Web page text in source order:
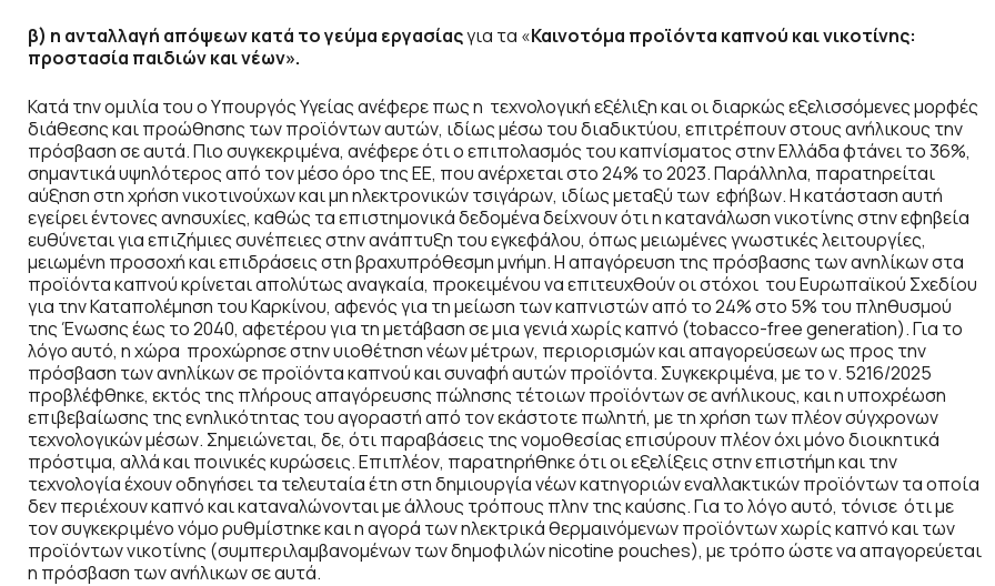
β) η ανταλλαγή απόψεων κατά το γεύμα εργασίαςγια τα «Καινοτόμα προϊόντα καπνού και νικοτίνης:
προστασία παιδιών και νέων».
Κατά την ομιλία του ο Υπουργός Υγείας ανέφερε πως η τεχνολογική εξέλιξη και οι διαρκώς εξελισσόμενες μορφές
διάθεσης και προώθησης των προϊόντων αυτών, ιδίως μέσω του διαδικτύου, επιτρέπουν στους ανήλικους την
πρόσβαση σε αυτά. Πιο συγκεκριμένα, ανέφερε ότι ο επιπολασμός του καπνίσματος στην Ελλάδα φτάνει το 36%,
σημαντικά υψηλότερος από τον μέσο όρο της ΕΕ, που ανέρχεται στο 24% το 2023. Παράλληλα, παρατηρείται
αύξηση στη χρήση νικοτινούχων και μη ηλεκτρονικών τσιγάρων, ιδίως μεταξύ των εφήβων. Η κατάσταση αυτή
εγείρει έντονες ανησυχίες, καθώς τα επιστημονικά δεδομένα δείχνουν ότι η κατανάλωση νικοτίνης στην εφηβεία
ευθύνεται για επιζήμιες συνέπειες στην ανάπτυξη του εγκεφάλου, όπως μειωμένες γνωστικές λειτουργίες,
μειωμένη προσοχή και επιδράσεις στη βραχυπρόθεσμη μνήμη. Η απαγόρευση της πρόσβασης των ανηλίκων στα
προϊόντα καπνού κρίνεται απολύτως αναγκαία, προκειμένου να επιτευχθούν οι στόχοι του Ευρωπαϊκού Σχεδίου
για την Καταπολέμηση του Καρκίνου, αφενός για τη μείωση των καπνιστών από το 24% στο 5% του πληθυσμού
της Ένωσης έως το 2040, αφετέρου για τη μετάβαση σε μια γενιά χωρίς καπνό (tobacco-free generation). Για το
λόγο αυτό, η χώρα προχώρησε στην υιοθέτηση νέων μέτρων, περιορισμών και απαγορεύσεων ως προς την
πρόσβαση των ανηλίκων σε προϊόντα καπνού και συναφή αυτών προϊόντα. Συγκεκριμένα, με το ν. 5216/2025
προβλέφθηκε, εκτός της πλήρους απαγόρευσης πώλησης τέτοιων προϊόντων σε ανήλικους, και η υποχρέωση
επιβεβαίωσης της ενηλικότητας του αγοραστή από τον εκάστοτε πωλητή, με τη χρήση των πλέον σύγχρονων
τεχνολογικών μέσων. Σημειώνεται, δε, ότι παραβάσεις της νομοθεσίας επισύρουν πλέον όχι μόνο διοικητικά
πρόστιμα, αλλά και ποινικές κυρώσεις. Επιπλέον, παρατηρήθηκε ότι οι εξελίξεις στην επιστήμη και την
τεχνολογία έχουν οδηγήσει τα τελευταία έτη στη δημιουργία νέων κατηγοριών εναλλακτικών προϊόντων τα οποία
δεν περιέχουν καπνό και καταναλώνονται με άλλους τρόπους πλην της καύσης. Για το λόγο αυτό, τόνισε ότι με
τον συγκεκριμένο νόμο ρυθμίστηκε και η αγορά των ηλεκτρικά θερμαινόμενων προϊόντων χωρίς καπνό και των
προϊόντων νικοτίνης (συμπεριλαμβανομένων των δημοφιλών nicotine pouches), με τρόπο ώστε να απαγορεύεται
η πρόσβαση των ανήλικων σε αυτά.